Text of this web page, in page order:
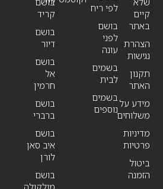
קיים
באתר
הצהרת
נגישות
תקנון
האתר
מידע על
משלוחים
מדיניות
פרטיות
ביטול
הזמנה
לפי ריח
בושם
לפני
עונה
בשמים
לבית
בשמים
נוספים
קריד
בושם
דיור
בושם
אל
חרמין
בושם
ברברי
בושם
איב סאן
לורן
בושם